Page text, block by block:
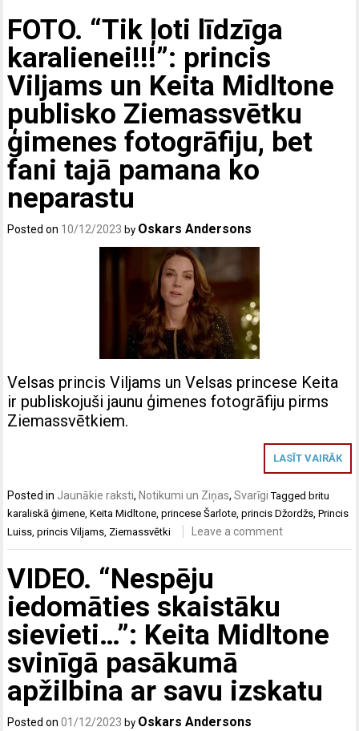
FOTO. “Tik ļoti līdzīga
karalienei!!!”: princis
Viljams un Keita Midltone
publisko Ziemassvētku
ģimenes fotogrāfiju, bet
fani tajā pamana ko
neparastu
Posted on 10/12/2023 by Oskars Andersons
Velsas princis Viljams un Velsas princese Keita
ir publiskojuši jaunu ģimenes fotogrāfiju pirms
Ziemassvētkiem.
LASĪT VAIRĀK
Posted in Jaunākie raksti, Notikumi un Ziņas,Svarīgi Tagged britu
karaliskā ģimene ,Keita Midltone ,princese Šarlote ,princis Džordžs ,Princis
Luiss ,princis Viljams Ziemassvētki Leave a comment
VIDEO. “Nespēju
iedomāties skaistāku
sievieti…”: Keita Midltone
svinīgā pasākumā
apžilbina ar savu izskatu
Posted on01/12/2023 by Oskars Andersons